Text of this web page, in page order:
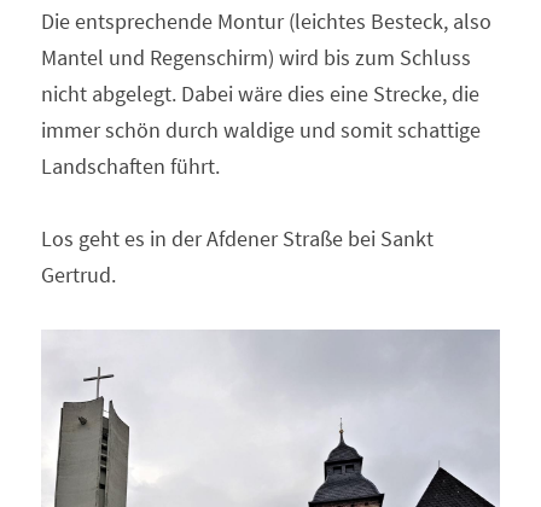
Die entsprechende Montur (leichtes Besteck, also
Mantel und Regenschirm) wird bis zum Schluss
nicht abgelegt. Dabei wäre dies eine Strecke, die
immer schön durch waldige und somit schattige
Landschaften führt.
Los geht es in der Afdener Straße bei Sankt
Gertrud.